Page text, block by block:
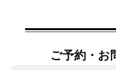
ご予約・お